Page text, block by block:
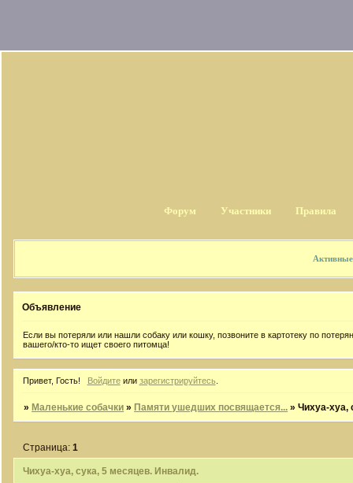
Форум Участники Правила
Объявление
Если вы потеряли или нашли собаку или кошку, позвоните в картотеку по
вашего/кто-то ищет своего питомца!
Привет, Гость! Войдитеили зарегистрируйтесь
» Маленькие собачки » Памяти ушедших посвящается... »Чихуа-хуа,
Чихуа-хуа, сука, 5 месяцев. Инвалид.
Страница:1